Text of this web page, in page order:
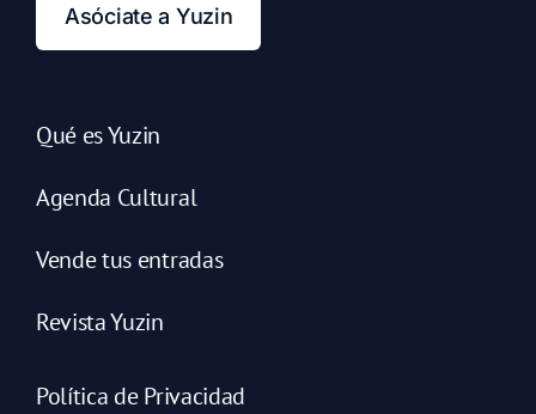
Asóciate a Yuzin
Qué es Yuzin
Agenda Cultural
Vende tus entradas
Revista Yuzin
Política de Privacidad